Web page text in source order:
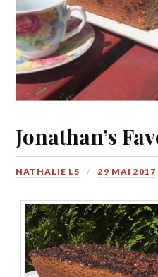
Jonathan’s
NATHALIE LS 29 MAI 2017